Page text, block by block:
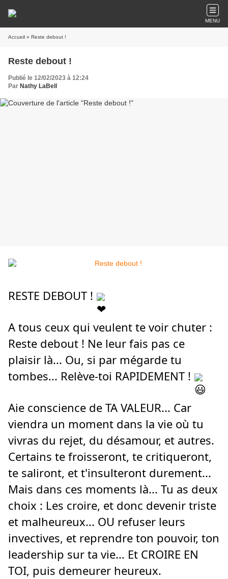
MENU
Accueil » Reste debout !
Reste debout !
Publié le 12/02/2023 à 12:24
Par Nathy LaBell
RESTE DEBOUT !
A tous ceux qui veulent te voir chuter :
Reste debout ! Ne leur fais pas ce
plaisir là... Ou, si par mégarde tu
tombes... Relève-toi RAPIDEMENT !
Aie conscience de TA VALEUR... Car
viendra un moment dans la vie où tu
vivras du rejet, du désamour, et autres.
Certains te froisseront, te critiqueront,
te saliront, et t'insulteront durement...
Mais dans ces moments là... Tu as deux
choix : Les croire, et donc devenir triste
et malheureux... OU refuser leurs
invectives, et reprendre ton pouvoir, ton
leadership sur ta vie... Et CROIRE EN
TOI, puis demeurer heureux.